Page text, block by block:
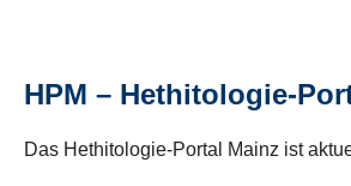
HPM – Hethitologie-
Das Hethitologie-Portal Mainz ist